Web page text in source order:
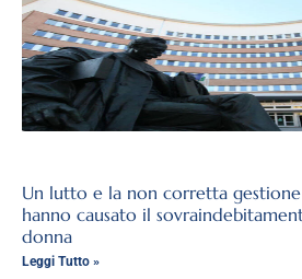
Un lutto e la non corretta
hanno causato il
donna
Leggi Tutto »